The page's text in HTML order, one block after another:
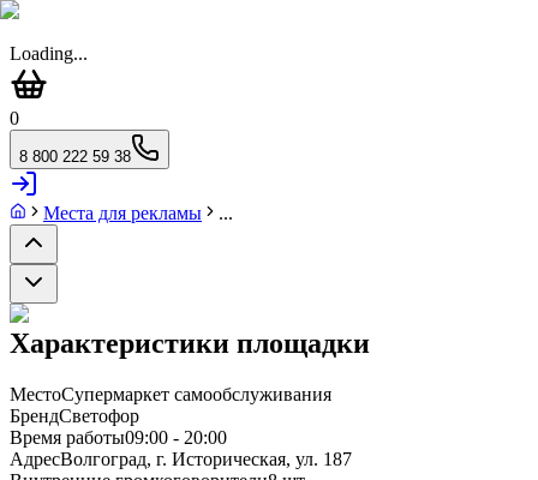
Loading...
0
8 800 222 59 38
Места для рекламы ...
Характеристики площадки
МестоСупермаркет самообслуживания
БрендСветофор
Время работы09:00 - 20:00
АдресВолгоград, г. Историческая, ул. 187